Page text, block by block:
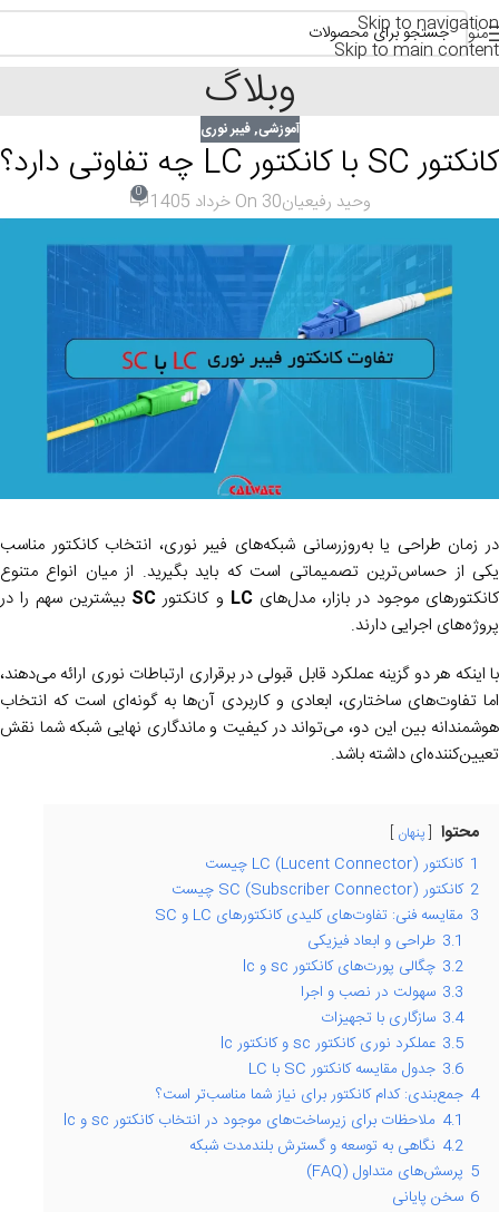
Skip to navigation
Skip to main content
منو
وبلاگ
آموزشی,فیبر نوری
کانکتور SC با کانکتور LC چه تفاوتی دارد؟
وحید رفیعیانOn 30 خرداد 1405 0
در زمان طراحی یا به‌روزرسانی شبکه‌های فیبر نوری، انتخاب کانکتور مناسب
یکی از حساس‌ترین تصمیماتی است که باید بگیرید. از میان انواع متنوع
کانکتورهای موجود در بازار، مدل‌هایLC و کانکتور SC بیشترین سهم را در
پروژه‌های اجرایی دارند.
با اینکه هر دو گزینه عملکرد قابل قبولی در برقراری ارتباطات نوری ارائه می‌دهند،
اما تفاوت‌های ساختاری، ابعادی و کاربردی آن‌ها به گونه‌ای است که انتخاب
هوشمندانه بین این دو، می‌تواند در کیفیت و ماندگاری نهایی شبکه شما نقش
تعیین‌کننده‌ای داشته باشد.
محتوا پنهان
1 کانکتور LC (Lucent Connector) چیست
2 کانکتور SC (Subscriber Connector) چیست
3 مقایسه فنی: تفاوت‌های کلیدی کانکتورهای LC و SC
3.1 طراحی و ابعاد فیزیکی
3.2 چگالی پورت‌های کانکتور sc و lc
3.3 سهولت در نصب و اجرا
3.4 سازگاری با تجهیزات
3.5 عملکرد نوری کانکتور sc و کانکتور lc
3.6 جدول مقایسه کانکتور SC با LC
4 جمع‌بندی: کدام کانکتور برای نیاز شما مناسب‌تر است؟
4.1 ملاحظات برای زیرساخت‌های موجود در انتخاب کانکتور sc و lc
4.2 نگاهی به توسعه و گسترش بلندمدت شبکه
5 پرسش‌های متداول (FAQ)
6 سخن پایانی